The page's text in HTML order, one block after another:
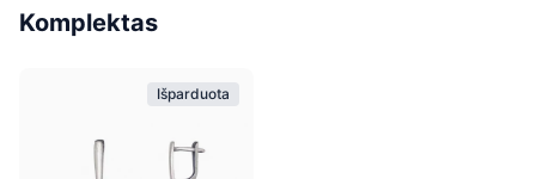
Komplektas
Išparduota